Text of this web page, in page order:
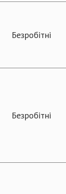
Безробітні
Безробітні